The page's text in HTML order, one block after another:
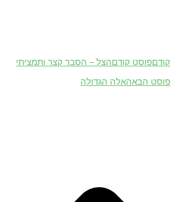
קודםפוסט קודםהצל – הסבר קצר ותמציתי
פוסט הבאהאלה הגדולה